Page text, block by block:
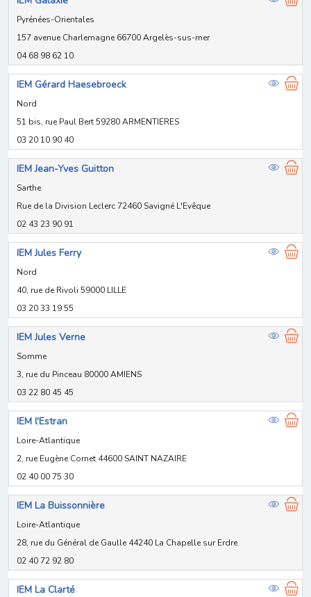
Pyrénées-Orientales
157 avenue Charlemagne 66700 Argelès-sus-mer
04 68 98 62 10
IEM Gérard Haesebroeck
Nord
51 bis, rue Paul Bert 59280 ARMENTIERES
03 20 10 90 40
IEM Jean-Yves Guitton
Sarthe
Rue de la Division Leclerc 72460 Savigné L'Evêque
02 43 23 90 91
IEM Jules Ferry
Nord
40, rue de Rivoli 59000 LILLE
03 20 33 19 55
IEM Jules Verne
Somme
3, rue du Pinceau 80000 AMIENS
03 22 80 45 45
IEM l'Estran
Loire-Atlantique
2, rue Eugène Cornet 44600 SAINT NAZAIRE
02 40 00 75 30
IEM La Buissonnière
Loire-Atlantique
28, rue du Général de Gaulle 44240 La Chapelle sur Erdre
02 40 72 92 80
IEM La Clarté